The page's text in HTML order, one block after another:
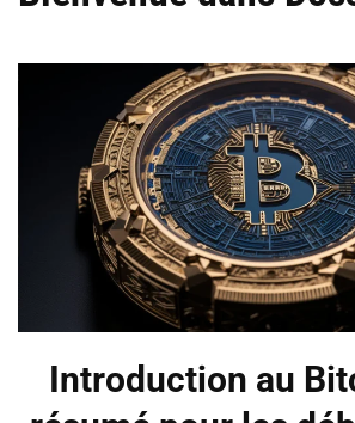
Introduction au